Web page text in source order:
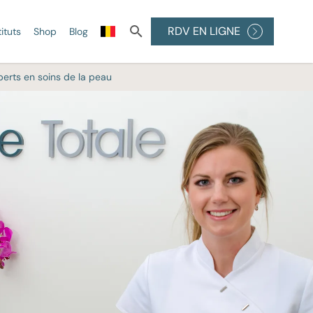
Peelings médicaux
Peeling à l'acide
glycolique
Shop Blog RDV EN LIGNE
en soins de la peau